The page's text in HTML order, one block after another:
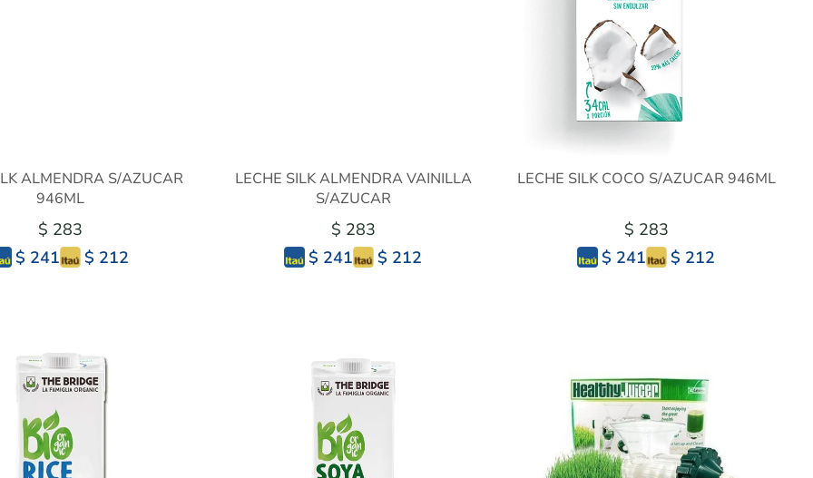
ALMENDRA S/AZUCAR
946ML
$ 283
$ 241
$ 212
LECHE SILK ALMENDRA VAINILLA
S/AZUCAR
$ 283
$ 241
$ 212
LECHE SILK COCO S/AZUCAR 946ML
$ 283
$ 241
$ 212